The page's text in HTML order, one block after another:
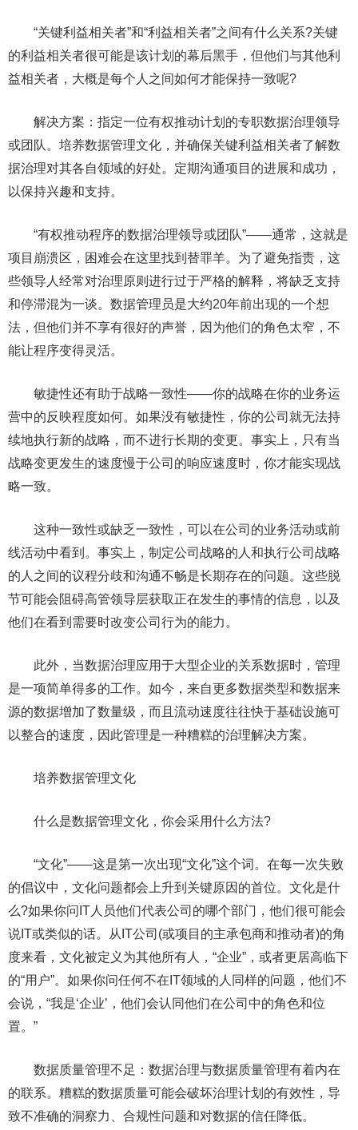
“关键利益相关者”和“利益相关者”之间有什么关系?关键
的利益相关者很可能是该计划的幕后黑手，但他们与其他利
益相关者，大概是每个人之间如何才能保持一致呢?
解决方案：指定一位有权推动计划的专职数据治理领导
或团队。培养数据管理文化，并确保关键利益相关者了解数
据治理对其各自领域的好处。定期沟通项目的进展和成功，
以保持兴趣和支持。
“有权推动程序的数据治理领导或团队”——通常，这就是
项目崩溃区，困难会在这里找到替罪羊。为了避免指责，这
些领导人经常对治理原则进行过于严格的解释，将缺乏支持
和停滞混为一谈。数据管理员是大约20年前出现的一个想
法，但他们并不享有很好的声誉，因为他们的角色太窄，不
能让程序变得灵活。
敏捷性还有助于战略一致性——你的战略在你的业务运
营中的反映程度如何。如果没有敏捷性，你的公司就无法持
续地执行新的战略，而不进行长期的变更。事实上，只有当
战略变更发生的速度慢于公司的响应速度时，你才能实现战
略一致。
这种一致性或缺乏一致性，可以在公司的业务活动或前
线活动中看到。事实上，制定公司战略的人和执行公司战略
的人之间的议程分歧和沟通不畅是长期存在的问题。这些脱
节可能会阻碍高管领导层获取正在发生的事情的信息，以及
他们在看到需要时改变公司行为的能力。
此外，当数据治理应用于大型企业的关系数据时，管理
是一项简单得多的工作。如今，来自更多数据类型和数据来
源的数据增加了数量级，而且流动速度往往快于基础设施可
以整合的速度，因此管理是一种糟糕的治理解决方案。
培养数据管理文化
什么是数据管理文化，你会采用什么方法?
“文化”——这是第一次出现“文化”这个词。在每一次失败
的倡议中，文化问题都会上升到关键原因的首位。文化是什
么?如果你问IT人员他们代表公司的哪个部门，他们很可能会
说IT或类似的话。从IT公司(或项目的主承包商和推动者)的角
度来看，文化被定义为其他所有人，“企业”，或者更居高临下
的“用户”。如果你问任何不在IT领域的人同样的问题，他们不
会说，“我是‘企业’，他们会认同他们在公司中的角色和位
置。”
数据质量管理不足：数据治理与数据质量管理有着内在
的联系。糟糕的数据质量可能会破坏治理计划的有效性，导
致不准确的洞察力、合规性问题和对数据的信任降低。